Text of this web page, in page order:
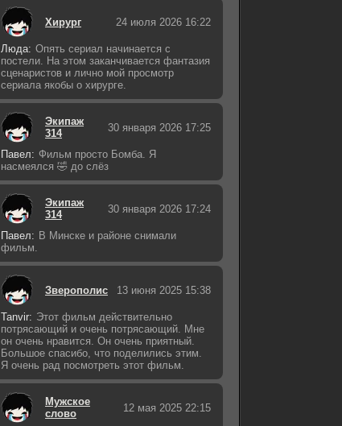
Хирург 24 июля 2026 16:22
Люда: Опять сериал начинается с
постели. На этом заканчивается фантазия
сценаристов и лично мой просмотр
сериала якобы о хирурге.
Экипаж
314
30 января 2026 17:25
Павел: Фильм просто Бомба. Я
насмеялся 🤣 до слёз
Экипаж
314
30 января 2026 17:24
Павел: В Минске и районе снимали
фильм.
Зверополис 13 июня 2025 15:38
Tanvir: Этот фильм действительно
потрясающий и очень потрясающий. Мне
он очень нравится. Он очень приятный.
Большое спасибо, что поделились этим.
Я очень рад посмотреть этот фильм.
Мужское
слово
12 мая 2025 22:15